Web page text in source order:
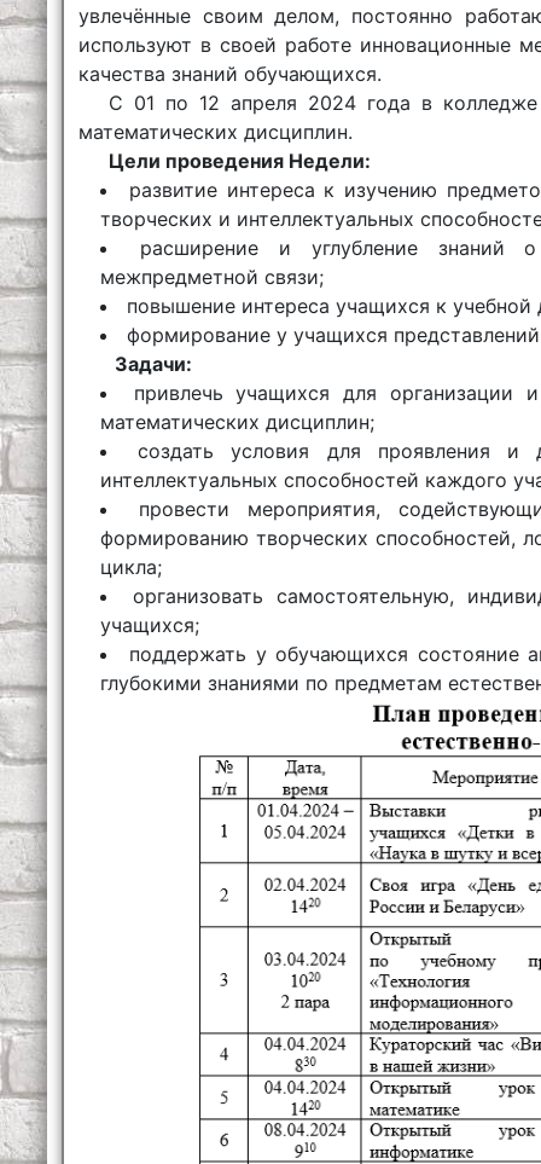
увлечённые своим делом, постоянно
используют в своей работе инновационные
качества знаний обучающихся.
С 01 по 12 апреля 2024 года в
математических дисциплин.
Цели проведения Недели:
развитие интереса к изучению
творческих и интеллектуальных
расширение и углубление знаний о
межпредметной связи;
повышение интереса учащихся к учебной
формирование у учащихся
Задачи:
привлечь учащихся для организации
математических дисциплин;
создать условия для проявления и
интеллектуальных способностей каждого
провести мероприятия,
формированию творческих способностей,
цикла;
организовать самостоятельную,
учащихся;
поддержать у обучающихся состояние
глубокими знаниями по предметам